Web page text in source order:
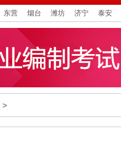
东营 烟台 潍坊 济宁 泰安
>